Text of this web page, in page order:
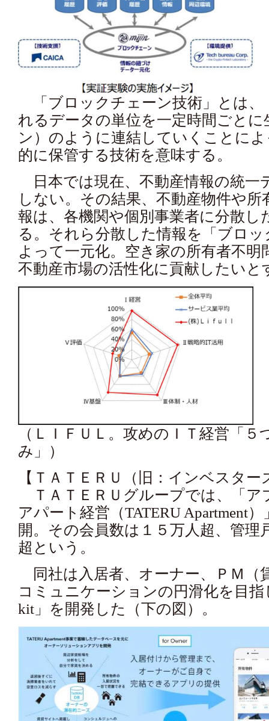
「ブロックチェーン技術」とは、
れるデータの単位を一定時間ごとに
ン）のように連結していくことに
的に保管する技術を意味する。
日本では現在、不動産情報の統一
しない。その結果、不動産物件や
報は、各機関や個別事業者に分散し
る。それら分散した情報を「ブロ
よって一元化。空き家の所有者不明
不動産市場の活性化に貢献したいと
（ＬＩＦＵＬ。攻めのＩＴ経営「５
み」）
【ＴＡＴＥＲＵ（旧：インベスタ
ＴＡＴＥＲＵグループでは、「ア
アパート経営（TATERU Apartment
開。その会員数は１５万人超、管理
超という。
同社は入居者、オーナー、ＰＭ（
コミュニケーションの円滑化を目指
kit」を開発した（下の図）。